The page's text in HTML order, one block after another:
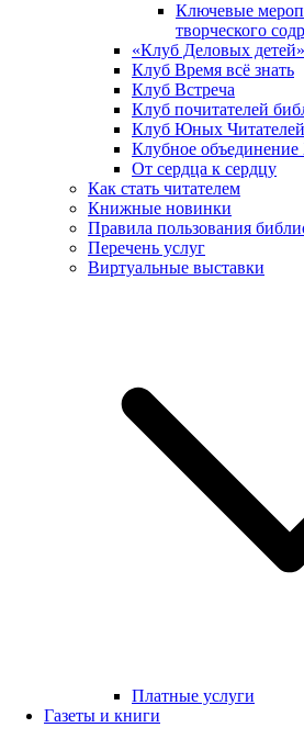
Ключевые
творческого
«Клуб Деловых детей»
Клуб Время всё знать
Клуб Встреча
Клуб почитателей
Клуб Юных Читателей
Клубное
От сердца к сердцу
Как стать читателем
Книжные новинки
Правила пользования
Перечень услуг
Виртуальные выставки
Платные услуги
Газеты и книги